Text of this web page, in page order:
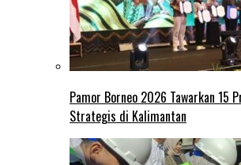
Pamor Borneo 2026 Tawarkan 15
Strategis di Kalimantan